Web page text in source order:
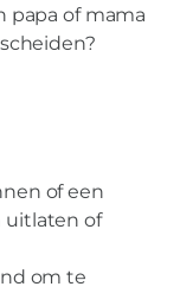
papa of mama
of een
uitlaten of
om te